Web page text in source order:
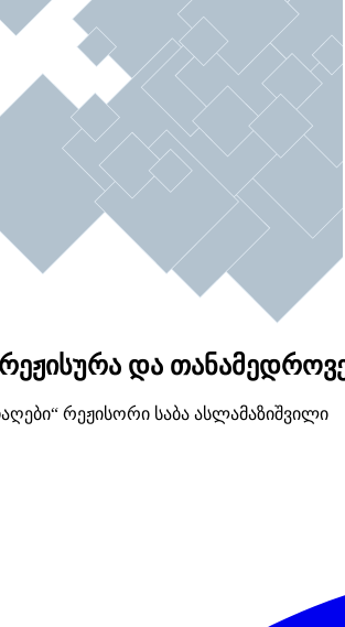
და თანამედროვე
რეჟისორი საბა ასლამაზიშვილი